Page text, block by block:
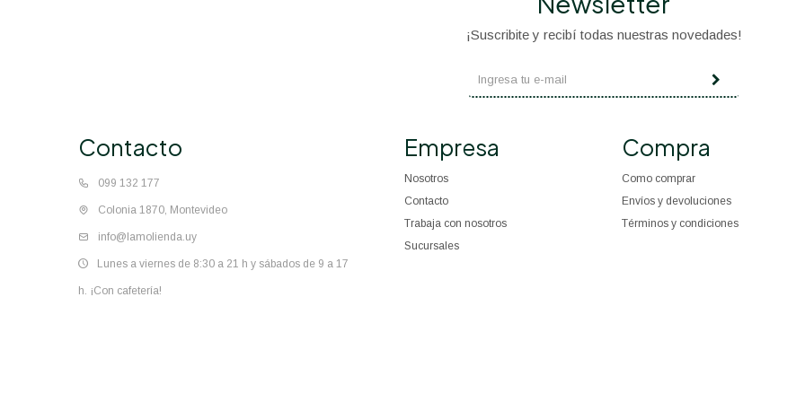
Contacto
099 132 177
Colonia 1870, Montevideo
info@lamolienda.uy
Lunes a viernes de 8:30 a 21 h y sábados de 9 a 17
h. ¡Con cafetería!
Empresa
Nosotros
Contacto
Trabaja con nosotros
Sucursales
Compra
Como comprar
Envíos y devoluciones
Términos y condiciones
¡Suscribite y recibí todas nuestras novedades!